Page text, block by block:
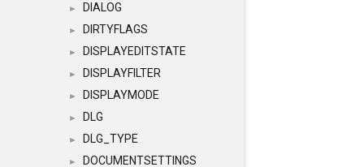
► DIALOG
► DIRTYFLAGS
► DISPLAYEDITSTATE
► DISPLAYFILTER
► DISPLAYMODE
► DLG
► DLG_TYPE
► DOCUMENTSETTINGS